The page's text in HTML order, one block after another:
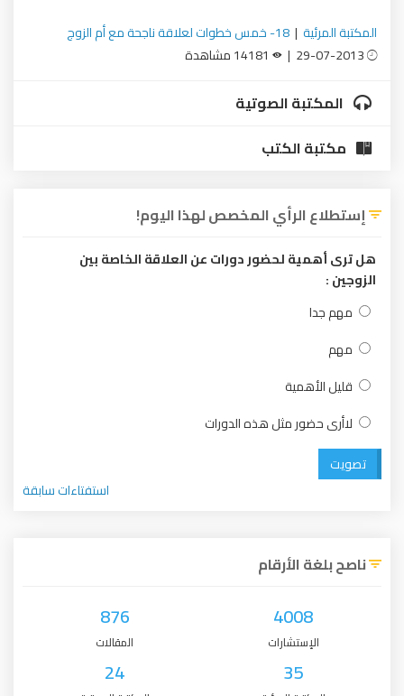
المكتبة المرئية | 18- خمس خطوات لعلاقة ناجحة مع أم الزوج
المكتبة الصوتية
مكتبة الكتب
إستطلاع الرأي المخصص لهذا اليوم!
هل ترى أهمية لحضور دورات عن العلاقة الخاصة بين
الزوجين :
مهم جدا
مهم
قليل الأهمية
لاأرى حضور مثل هذه الدورات
تصويت
استفتاءات سابقة
ناصح بلغة الأرقام
4008
الإستشارات
876
المقالات
35
24